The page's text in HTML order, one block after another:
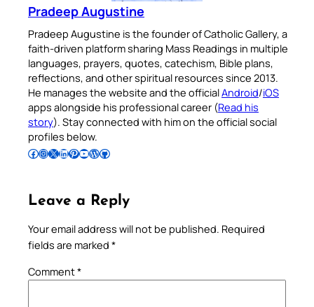
Pradeep Augustine
Pradeep Augustine is the founder of Catholic Gallery, a
faith-driven platform sharing Mass Readings in multiple
languages, prayers, quotes, catechism, Bible plans,
reflections, and other spiritual resources since 2013.
He manages the website and the officialAndroid/iOS
apps alongside his professional career (Read his
story). Stay connected with him on the official social
profiles below.
Follow Pradeep on Facebook Follow Pradeep on InstagramFollow Pradeep on X Follow Pradeep on LinkedIn Follow Pradeep on Pinterest Subscribe to Pradeep’s Youtube Channel Follow Pradeep on WordPress Follow Pradeep on GitHub
Leave a Reply
Your email address will not be published. Required
fields are marked *
Comment*